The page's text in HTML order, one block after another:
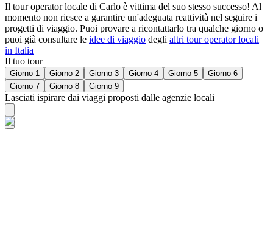
Il tour operator locale di Carlo è vittima del suo stesso successo! Al
momento non riesce a garantire un'adeguata reattività nel seguire i
progetti di viaggio. Puoi provare a ricontattarlo tra qualche giorno o
puoi già consultare le idee di viaggio degli altri tour operator locali
in Italia
Il tuo tour
Giorno 1 Giorno 2 Giorno 3 Giorno 4 Giorno 5
Giorno 6
Giorno 7
Giorno 8 Giorno 9
Lasciati ispirare dai viaggi proposti dalle agenzie locali